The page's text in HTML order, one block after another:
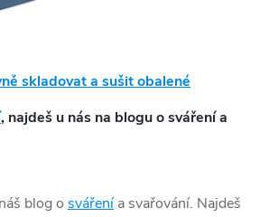
skladovat a sušit obalené
, najdeš u nás na blogu o sváření a
blog o svářenía svařování. Najdeš